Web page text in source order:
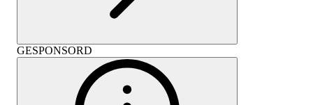
GESPONSORD